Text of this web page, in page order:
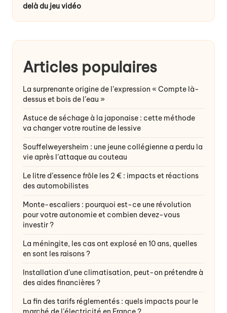
delà du jeu vidéo
Articles populaires
La surprenante origine de l’expression « Compte là-
dessus et bois de l’eau »
Astuce de séchage à la japonaise : cette méthode
va changer votre routine de lessive
Souffelweyersheim : une jeune collégienne a perdu la
vie après l’attaque au couteau
Le litre d’essence frôle les 2 € : impacts et réactions
des automobilistes
Monte-escaliers : pourquoi est-ce une révolution
pour votre autonomie et combien devez-vous
investir ?
La méningite, les cas ont explosé en 10 ans, quelles
en sont les raisons ?
Installation d’une climatisation, peut-on prétendre à
des aides financières ?
La fin des tarifs réglementés : quels impacts pour le